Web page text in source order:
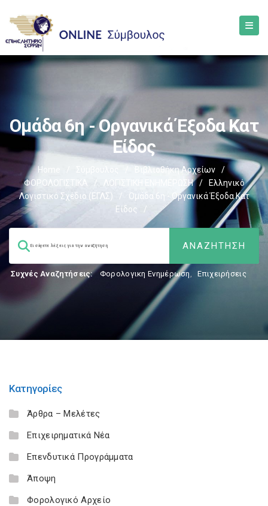
Ομάδα 6η - Οργανικά Έξοδα Κατ
Είδος
Home Βιβλιοθήκη Αρχείων
/
ΦΟΡΟΛΟΓΙΣΤΙΚΑ
/ ΛΟΓΙΣΤΙΚΗ ΕΝΗΜΕΡΩΣΗ /
Ελληνικό
Λογιστικό Σχέδιο (ΕΓΛΣ)
/
Ομάδα 6η - Οργανικά Έξοδα Κατ
Είδος
/
Συχνές Αναζητήσεις: Φορολογικη Ενημέρωση, Επιχειρήσεις
Κατηγορίες
Άρθρα – Μελέτες
Επιχειρηματικά Νέα
Επενδυτικά Προγράμματα
Άποψη
Φορολογικό Αρχείο